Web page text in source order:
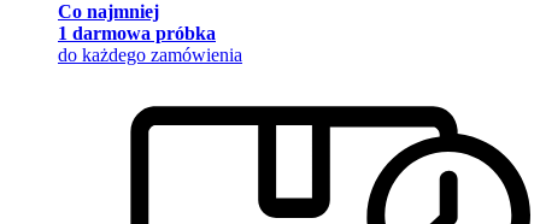
Co najmniej
1 darmowa próbka
do każdego zamówienia